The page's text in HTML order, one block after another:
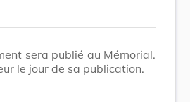
sera publié au Mémorial.
le jour de sa publication.